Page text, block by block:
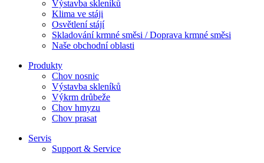
Výstavba skleníků
Klima ve stáji
Osvětlení stájí
Skladování krmné směsi / Doprava krmné směsi
Naše obchodní oblasti
Produkty
Chov nosnic
Výstavba skleníků
Výkrm drůbeže
Chov hmyzu
Chov prasat
Servis
Support & Service